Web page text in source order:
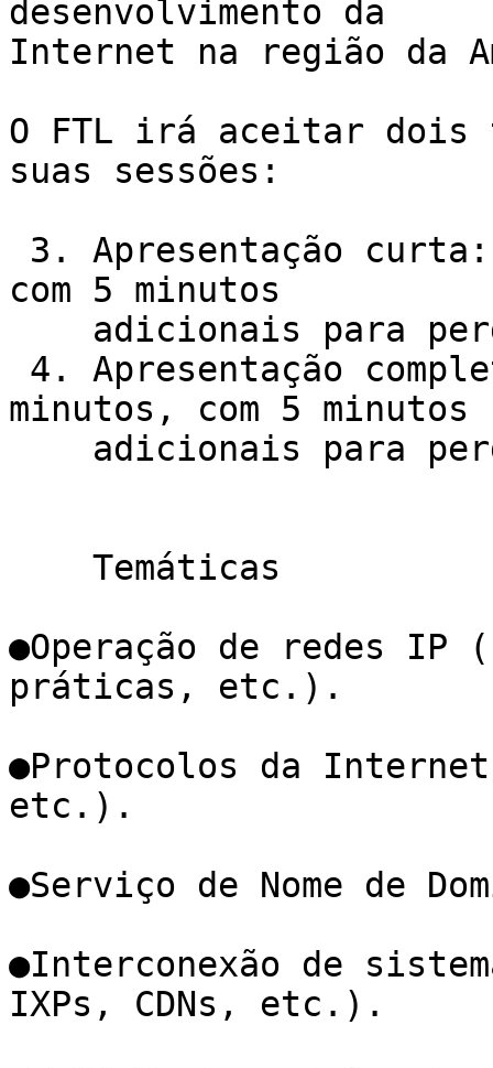
desenvolvimento da
Internet na região da
O FTL irá aceitar dois
suas sessões:
com 5 minutos
minutos, com 5 minutos
●Operação de redes IP
práticas, etc.).
●Protocolos da
etc.).
●Serviço de Nome de
●Interconexão de
IXPs, CDNs, etc.).